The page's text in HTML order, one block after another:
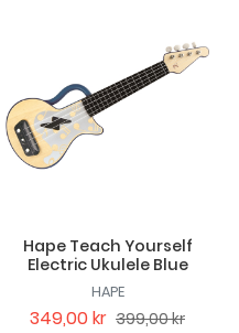
Hape Teach Yourself
Electric Ukulele Blue
HAPE
349,00 kr 399,00 kr